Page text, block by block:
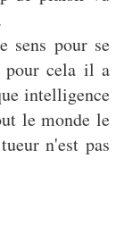
sens pour se
pour cela il a
intelligence
le monde le
n'est pas